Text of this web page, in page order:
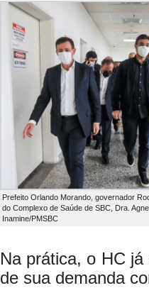
Prefeito Orlando Morando, governador
do Complexo de Saúde de SBC, Dra.
Inamine/PMSBC
Na prática, o HC
de sua demanda